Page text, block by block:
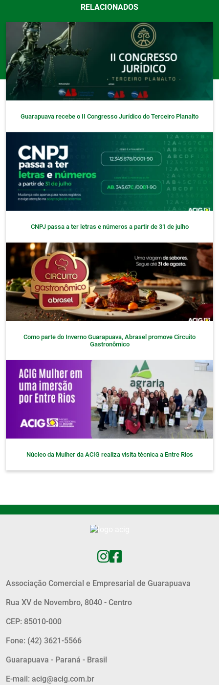
RELACIONADOS
Guarapuava recebe o II Congresso Jurídico do Terceiro Planalto
CNPJ passa a ter letras e números a partir de 31 de julho
Como parte do Inverno Guarapuava, Abrasel promove Circuito
Gastronômico
Núcleo da Mulher da ACIG realiza visita técnica a Entre Rios
Associação Comercial e Empresarial de Guarapuava
Rua XV de Novembro, 8040 - Centro
CEP: 85010-000
Fone: (42) 3621-5566
Guarapuava - Paraná - Brasil
E-mail: acig@acig.com.br